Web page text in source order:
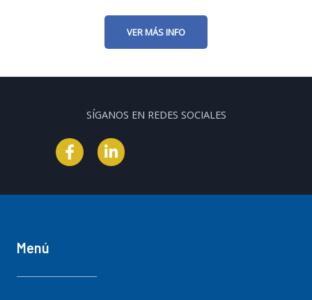
VER MÁS INFO
SÍGANOS EN REDES SOCIALES
a
c
b
i
n
e
Menú